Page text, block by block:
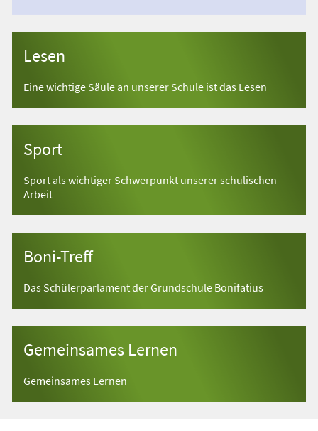
Lesen
Eine wichtige Säule an unserer Schule ist das Lesen
Sport
Sport als wichtiger Schwerpunkt unserer schulischen
Arbeit
Boni-Treff
Das Schülerparlament der Grundschule Bonifatius
Gemeinsames Lernen
Gemeinsames Lernen